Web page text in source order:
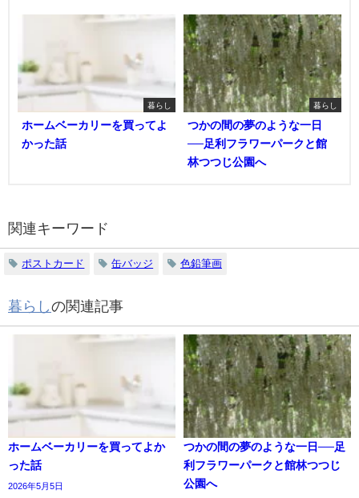
暮らし
ホームベーカリーを買ってよ
かった話
暮らし
つかの間の夢のような一日
──足利フラワーパークと館
林つつじ公園へ
関連キーワード
ポストカード 缶バッジ 色鉛筆画
暮らしの関連記事
ホームベーカリーを買ってよか
った話
2026年5月5日
つかの間の夢のような一日──足
利フラワーパークと館林つつじ
公園へ